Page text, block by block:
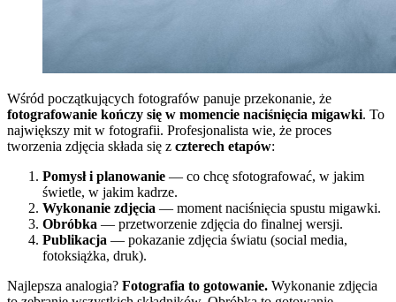
Wśród początkujących fotografów panuje przekonanie, że
fotografowanie kończy się w momencie naciśnięcia migawki. To
największy mit w fotografii. Profesjonalista wie, że proces
tworzenia zdjęcia składa się z czterech etapów:
Pomysł i planowanie — co chcę sfotografować, w jakim
świetle, w jakim kadrze.
Wykonanie zdjęcia — moment naciśnięcia spustu migawki.
Obróbka — przetworzenie zdjęcia do finalnej wersji.
Publikacja — pokazanie zdjęcia światu (social media,
fotoksiążka, druk).
Najlepsza analogia? Fotografia to gotowanie. Wykonanie zdjęcia